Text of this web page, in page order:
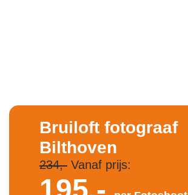
Bruiloft fotograaf
Bilthoven
234,-Vanaf prijs: